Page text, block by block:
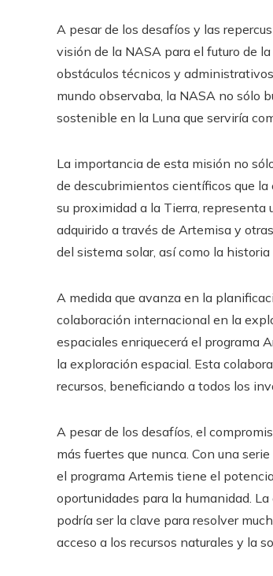
A pesar de los desafíos y las
visión de la NASA para el futuro de
obstáculos técnicos y
mundo observaba, la NASA no sólo
sostenible en la Luna que serviría
La importancia de esta misión no
de descubrimientos científicos que la
su proximidad a la Tierra,
adquirido a través de Artemisa y
del sistema solar, así como la
A medida que avanza en la
colaboración internacional en la
espaciales enriquecerá el programa
la exploración espacial. Esta
recursos, beneficiando a todos los
A pesar de los desafíos, el
más fuertes que nunca. Con una
el programa Artemis tiene el
oportunidades para la humanidad.
podría ser la clave para resolver
acceso a los recursos naturales y la